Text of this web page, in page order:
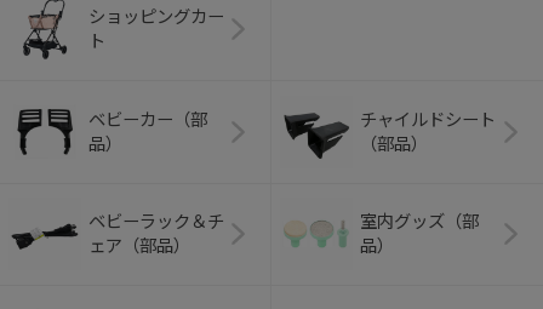
ショッピングカー
ト
ベビーカー（部
品）
チャイルドシート
（部品）
ベビーラック＆チ
ェア（部品）
室内グッズ（部
品）